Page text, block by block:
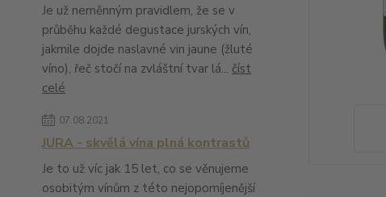
Je už neměnným pravidlem, že se v
průběhu každé degustace jurských vín,
jakmile dojde naslavné vin jaune (žluté
víno), řeč stočí na zvláštní tvar lá... číst
celé
07.08.2021
JURA - skvělá vína plná kontrastů
Je to už víc jak 15 let, co se věnujeme
osobitým vínům z této nejopomíjenější